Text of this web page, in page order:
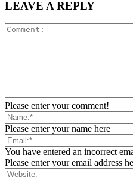
LEAVE A REPLY
Please enter your comment!
Please enter your name here
You have entered an incorrect
Please enter your email address